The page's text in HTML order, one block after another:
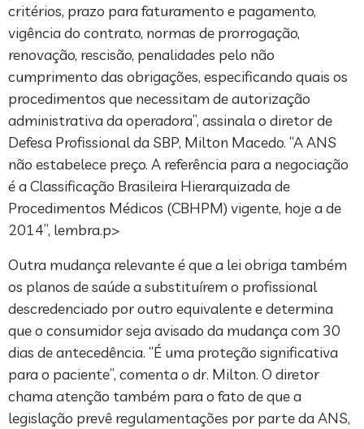
critérios, prazo para faturamento e pagamento,
vigência do contrato, normas de prorrogação,
renovação, rescisão, penalidades pelo não
cumprimento das obrigações, especificando quais os
procedimentos que necessitam de autorização
administrativa da operadora”, assinala o diretor de
Defesa Profissional da SBP, Milton Macedo. “A ANS
não estabelece preço. A referência para a negociação
é a Classificação Brasileira Hierarquizada de
Procedimentos Médicos (CBHPM) vigente, hoje a de
2014”, lembra.p>
Outra mudança relevante é que a lei obriga também
os planos de saúde a substituírem o profissional
descredenciado por outro equivalente e determina
que o consumidor seja avisado da mudança com 30
dias de antecedência. “É uma proteção significativa
para o paciente”, comenta o dr. Milton. O diretor
chama atenção também para o fato de que a
legislação prevê regulamentações por parte da ANS,